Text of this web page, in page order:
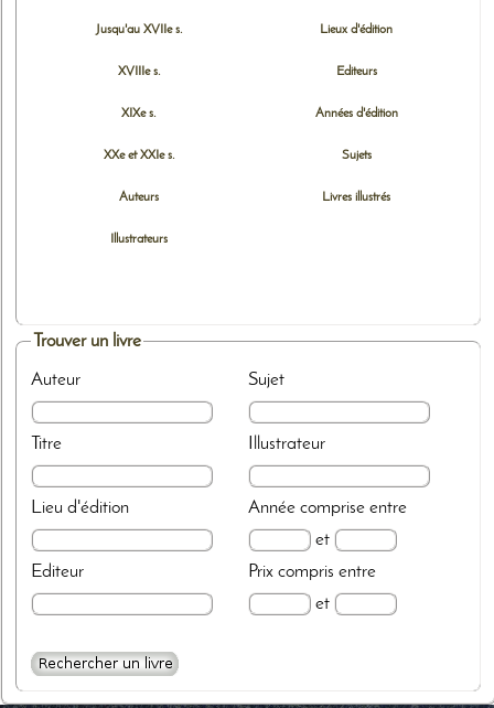
Jusqu'au XVIIe s.
XVIIIe s.
XIXe s.
XXe et XXIe s.
Auteurs
Illustrateurs
Lieux d'édition
Editeurs
Années d'édition
Sujets
Livres illustrés
Trouver un livre
Auteur
Titre
Lieu d'édition
Editeur
Sujet
Illustrateur
Annéecomprise entre
et
Prixcompris entre
et